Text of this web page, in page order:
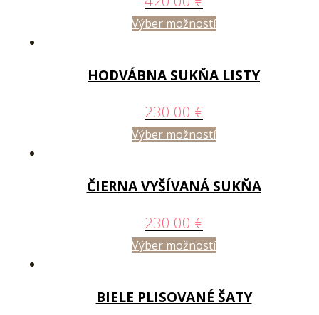
Výber možností
HODVÁBNA SUKŇA LISTY
230.00 €
Výber možností
ČIERNA VYŠÍVANÁ SUKŇA
230.00 €
Výber možností
BIELE PLISOVANÉ ŠATY